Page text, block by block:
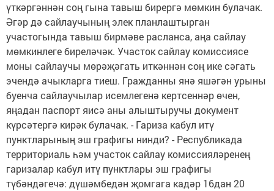
үткәргәннән соң гына тавыш бирергә мөмкин булачак.
Әгәр дә сайлаучының элек планлаштырган
участогында тавыш бирмәве расланса, аңа сайлау
мөмкинлеге биреләчәк. Участок сайлау комиссиясе
моны сайлаучы мөрәҗәгать иткән­нән соң ике сәгать
эчендә ачыкларга тиеш. Гражданны янә яшәгән урыны
буенча сайлаучылар исемлегенә кертсеннәр өчен,
яңадан паспорт яисә аны алыштыручы документ
күрсәтергә кирәк булачак. - Гариза кабул итү
пунктларының эш графигы нинди? - Республикада
территориаль һәм участок сайлау комиссияләренең
гаризалар кабул итү пунктлары эш графигы
түбәндәгечә: дүшәмбедән җомгага кадәр 16дан 20